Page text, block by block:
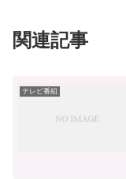
関連記事
テレビ番組